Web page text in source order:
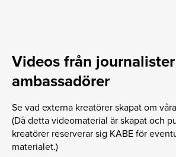
Videos från
ambassadörer
Se vad externa kreatörer skapat om
(Då detta videomaterial är skapat och
kreatörer reserverar sig KABE för
materialet.)